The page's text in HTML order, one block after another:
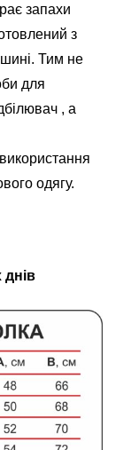
запахи
з
Тим не
для
, а
одягу.
днів